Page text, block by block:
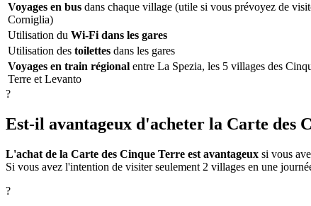
Voyages en bus dans chaque village (utile si vous prévoyez de
Corniglia)
Utilisation du Wi-Fi dans les gares
Utilisation des toilettes dans les gares
Voyages en train régional entre La Spezia, les 5 villages des
Terre et Levanto
?
Est-il avantageux d'acheter la Carte des
L'achat de la Carte des Cinque Terre est avantageux si vous
Si vous avez l'intention de visiter seulement 2 villages en une
?